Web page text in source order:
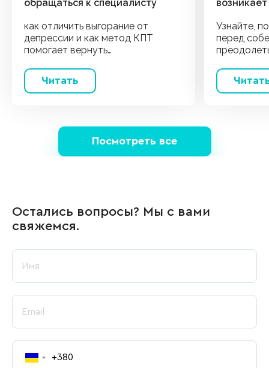
обращаться к специалисту
как отличить выгорание от
депрессии и как метод КПТ
помогает вернуть
шагов для самопомощи
Читать
Узнайте,
перед
психолога
Посмотреть все
Остались вопросы? Мы с вами
свяжемся.